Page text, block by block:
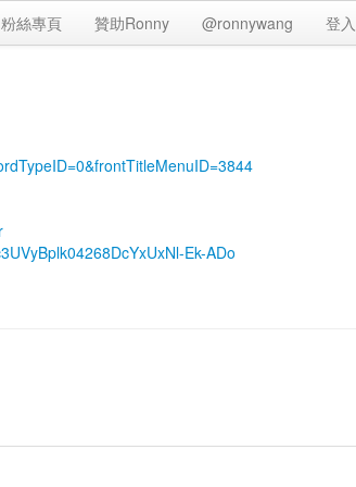
粉絲專頁 贊助Ronny @ronnywang 登入
Ek-ADo